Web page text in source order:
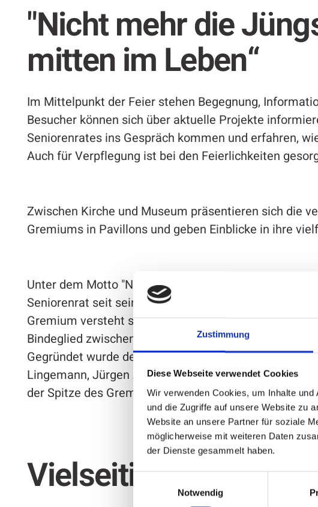
Zustimmung
Diese Webseite verwendet Cookies
Wir verwenden Cookies, um Inhalte
und die Zugriffe auf unsere Website zu
Website an unsere Partner für soziale
möglicherweise mit weiteren Daten
der Dienste gesammelt haben.
Notwendig
"Nicht mehr die
mitten im Leben“
Im Mittelpunkt der Feier stehen Begegnung,
Besucher können sich über aktuelle Projekte
Seniorenrates ins Gespräch kommen und erfahren,
Auch für Verpflegung ist bei den Feierlichkeiten
Zwischen Kirche und Museum präsentieren sich die
Gremiums in Pavillons und geben Einblicke in ihre
Unter dem Motto "Nicht mehr die Jüngsten, aber
Seniorenrat seit seiner Gründung im Jahr 2006 für die
Gremium versteht sich als Ideenschmiede für
Bindeglied zwischen den älteren Bürgerinnen und
Gegründet wurde der Seniorenrat mit 13 Mitgliedern.
Lingemann, Jürgen Aubert und Walter Müller inne.
der Spitze des Gremiums.
Vielseitiges